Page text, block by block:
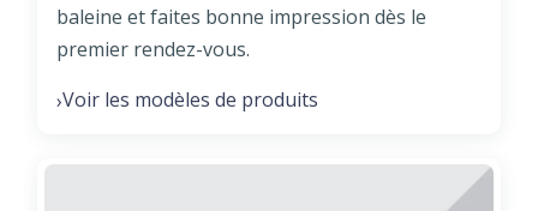
baleine et faites bonne impression dès le
premier rendez-vous.
›Voir les modèles de produits